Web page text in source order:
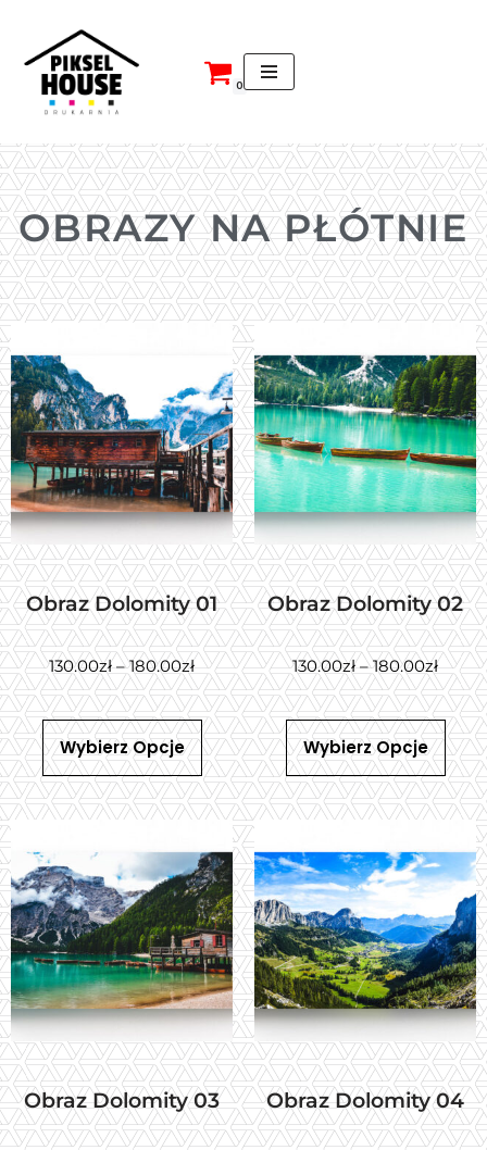
Przejdź
treści
0
OBRAZY NA PŁÓTNIE
Obraz Dolomity 01
130.00zł – 180.00zł
Wybierz Opcje
Obraz Dolomity 02
130.00zł – 180.00zł
Wybierz Opcje
Obraz Dolomity 03 Obraz Dolomity 04